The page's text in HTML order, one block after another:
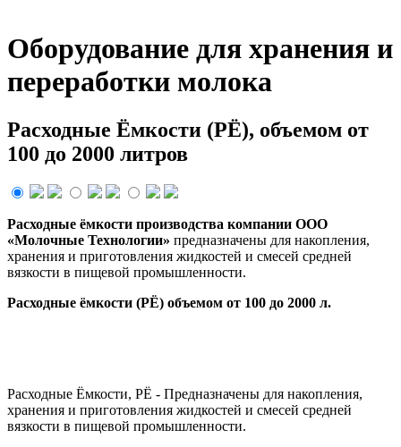
Оборудование для хранения и
переработки молока
Расходные Ёмкости (РЁ), объемом от
100 до 2000 литров
Расходные ёмкости производства компании ООО
«Молочные Технологии» предназначены для накопления,
хранения и приготовления жидкостей и смесей средней
вязкости в пищевой промышленности.
Расходные ёмкости (РЁ) объемом от 100 до 2000 л.
Расходные Ёмкости, РЁ - Предназначены для накопления,
хранения и приготовления жидкостей и смесей средней
вязкости в пищевой промышленности.